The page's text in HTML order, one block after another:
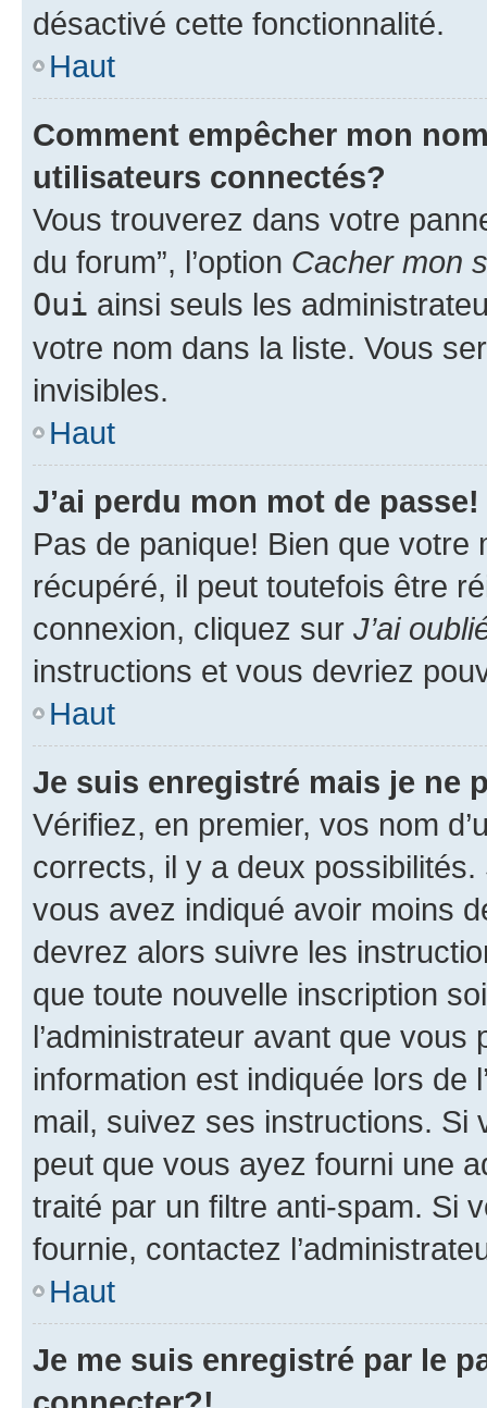
désactivé cette fonctionnalité.
Haut
Comment empêcher mon
utilisateurs connectés?
Vous trouverez dans votre
du forum”, l’option Cacher mon
Oui ainsi seuls les
votre nom dans la liste. Vous
invisibles.
Haut
J’ai perdu mon mot de passe!
Pas de panique! Bien que
récupéré, il peut toutefois être
connexion, cliquez sur J’ai
instructions et vous devriez
Haut
Je suis enregistré mais je ne
Vérifiez, en premier, vos nom
corrects, il y a deux
vous avez indiqué avoir moins
devrez alors suivre les
que toute nouvelle inscription
l’administrateur avant que
information est indiquée lors de
mail, suivez ses instructions. Si
peut que vous ayez fourni une
traité par un filtre anti-spam. Si
fournie, contactez
Haut
Je me suis enregistré par le